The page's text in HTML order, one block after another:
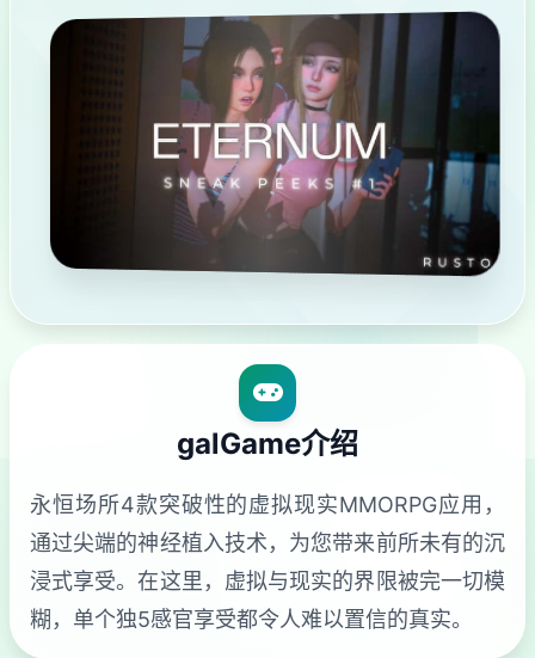
galGame介绍
永恒场所4款突破性的虚拟现实MMORPG应用，
通过尖端的神经植入技术，为您带来前所未有的沉
浸式享受。在这里，虚拟与现实的界限被完一切模
糊，单个独5感官享受都令人难以置信的真实。